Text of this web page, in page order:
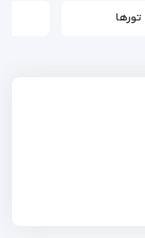
تورها